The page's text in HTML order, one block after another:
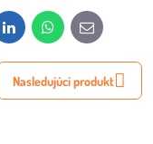
LinkedInWhatsApp
E-
mail
Nasledujúci produkt